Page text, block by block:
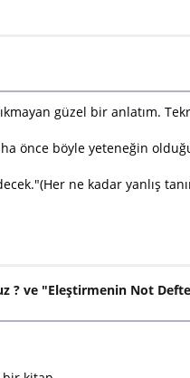
güzel bir anlatım.
önce böyle yeteneğin
ne kadar yanlış
? ve "Eleştirmenin Not